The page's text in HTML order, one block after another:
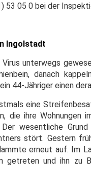
53 05 0 bei der
Ingolstadt
unterwegs
danach
44-Jähriger einen
eine
die ihre Wohnungen
Der wesentliche
stört. Gestern
erneut auf. Im
getreten und ihn zu